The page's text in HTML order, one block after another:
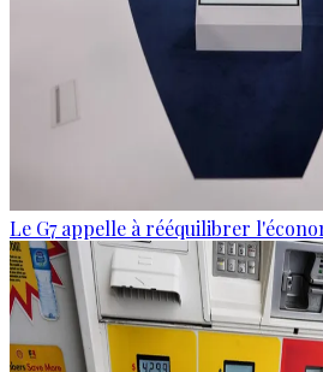
Le G7 appelle à rééquilibrer